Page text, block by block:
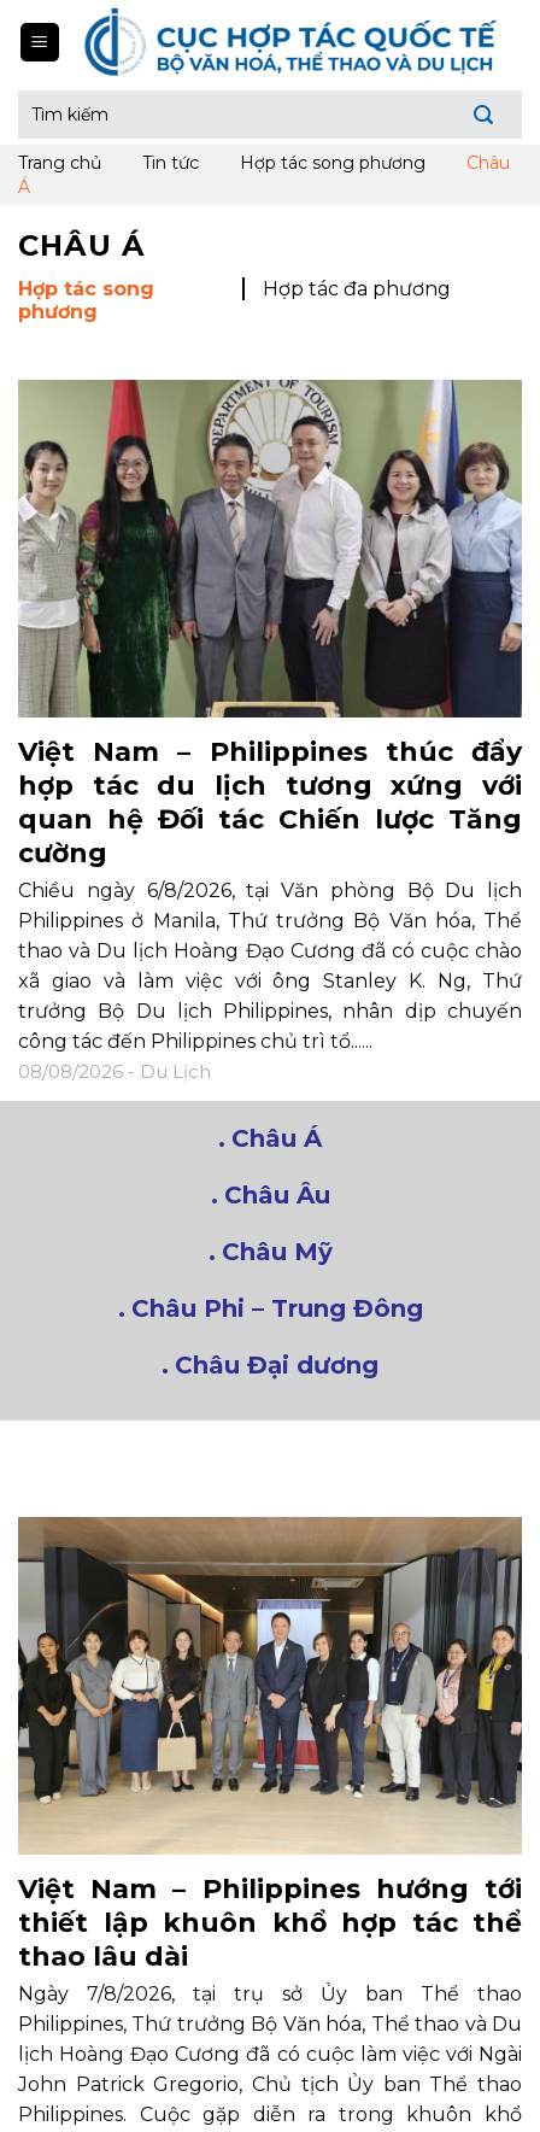
kiếm:
Trang chủ Tin tức Hợp tác song phương
Châu
Á
CHÂU Á
Hợp tác song
phương
Hợp tác đa phương
Việt Nam – Philippines thúc đẩy
hợp tác du lịch tương xứng với
quan hệ Đối tác Chiến lược Tăng
cường
Chiều ngày 6/8/2026, tại Văn phòng Bộ Du lịch
Philippines ở Manila, Thứ trưởng Bộ Văn hóa, Thể
thao và Du lịch Hoàng Đạo Cương đã có cuộc chào
xã giao và làm việc với ông Stanley K. Ng, Thứ
trưởng Bộ Du lịch Philippines, nhân dịp chuyến
công tác đến Philippines chủ trì tổ......
08/08/2026 - Du Lịch
Châu Á
Châu Âu
Châu Mỹ
Châu Phi – Trung Đông
Châu Đại dương
Việt Nam – Philippines hướng tới
thiết lập khuôn khổ hợp tác thể
thao lâu dài
Ngày 7/8/2026, tại trụ sở Ủy ban Thể thao
Philippines, Thứ trưởng Bộ Văn hóa, Thể thao và Du
lịch Hoàng Đạo Cương đã có cuộc làm việc với Ngài
John Patrick Gregorio, Chủ tịch Ủy ban Thể thao
Philippines. Cuộc gặp diễn ra trong khuôn khổ